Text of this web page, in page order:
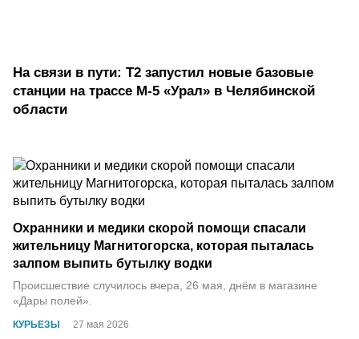
На связи в пути: Т2 запустил новые базовые
станции на трассе М-5 «Урал» в Челябинской
области
КУРЬЕЗЫ 27 мая 2026
Охранники и медики скорой помощи спасали
жительницу Магнитогорска, которая пыталась
залпом выпить бутылку водки
Происшествие случилось вчера, 26 мая, днём в магазине
«Дары полей».